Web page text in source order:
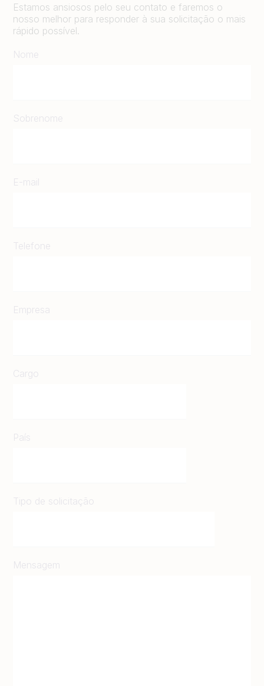
Estamos ansiosos pelo seu contato e faremos o
nosso melhor para responder à sua solicitação o mais
rápido possível.
Nome
Sobrenome
E-mail
Telefone
Empresa
Cargo
País
Tipo de solicitação
Mensagem